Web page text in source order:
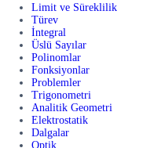
Limit ve Süreklilik
Türev
İntegral
Üslü Sayılar
Polinomlar
Fonksiyonlar
Problemler
Trigonometri
Analitik Geometri
Elektrostatik
Dalgalar
Optik